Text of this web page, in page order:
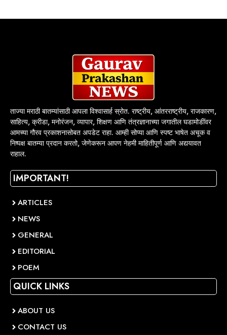
ताज्या मराठी बातम्यांसाठी आपला विश्वासार्ह स्रोत. राष्ट्रीय, आंतरराष्ट्रीय, राजकारण,
साहित्य, क्रीडा, मनोरंजन, व्यापार, शिक्षण आणि तंत्रज्ञानाच्या जगातील घडामोडींवर
आमच्या गौरव प्रकाशनासोबत अपडेट राहा. आम्ही सोप्या आणि स्पष्ट भाषेत अचूक व
निष्पक्ष बातम्या प्रदान करतो, जेणेकरून आपण नेहमी माहितीपूर्ण आणि अद्ययावत
राहाल.
IMPORTANT!
ARTICLES
NEWS
GENERAL
EDITORIAL
POEM
QUICK LINKS
ABOUT US
CONTACT US